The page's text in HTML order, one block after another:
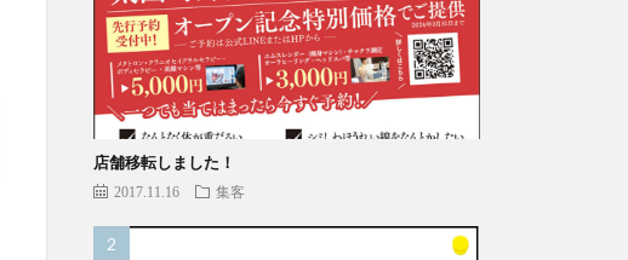
店舗移転しました！
2017.11.16 集客